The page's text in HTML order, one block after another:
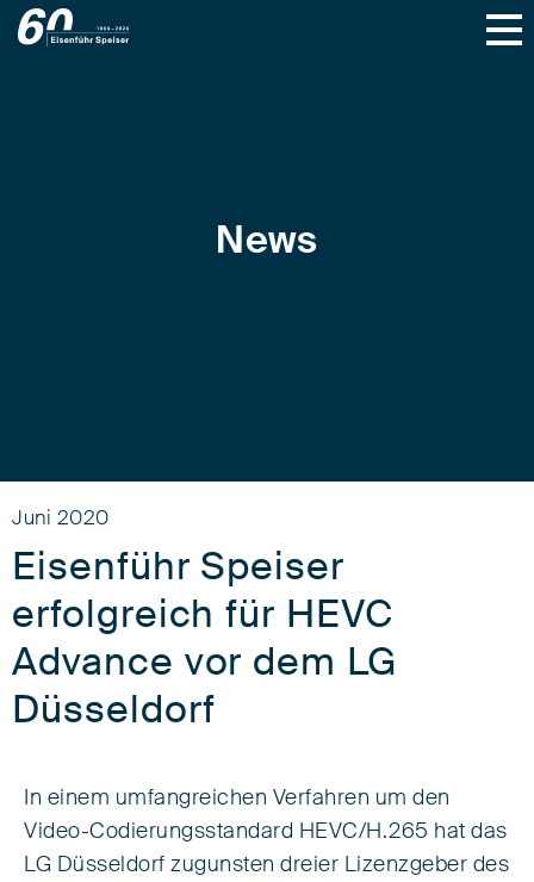
News
Juni 2020
Eisenführ Speiser
erfolgreich für HEVC
Advance vor dem LG
Düsseldorf
In einem umfangreichen Verfahren um den
Video-Codierungsstandard HEVC/H.265 hat das
LG Düsseldorf zugunsten dreier Lizenzgeber des